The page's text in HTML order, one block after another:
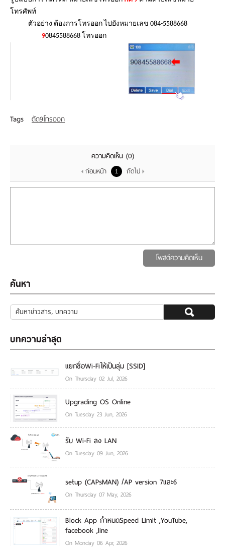
โทรศัพท์
ตัวอย่าง ต้องการโทรออก ไปยังหมายเลข 084-5588668
90845588668 โทรออก
Tags ตัด9โทรออก
ความคิดเห็น (0)
ก่อนหน้า
1 ถัดไป
โพสต์ความคิดเห็น
ค้นหา
บทความล่าสุด
แยกชื่อWi-Fiให้เป็นลุ่ม [SSID]
On Thursday 02 Jul, 2026
Upgrading OS Online
On Tuesday 23 Jun, 2026
รับ Wi-Fi ลง LAN
On Tuesday 09 Jun, 2026
setup (CAPsMAN) /AP version 7และ6
On Thursday 07 May, 2026
Block App กำหนดSpeed Limit ,YouTube,
facebook ,line
On Monday 06 Apr, 2026